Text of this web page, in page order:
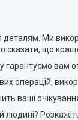
Ми
що
гарантуємо вам
операцій,
ваші